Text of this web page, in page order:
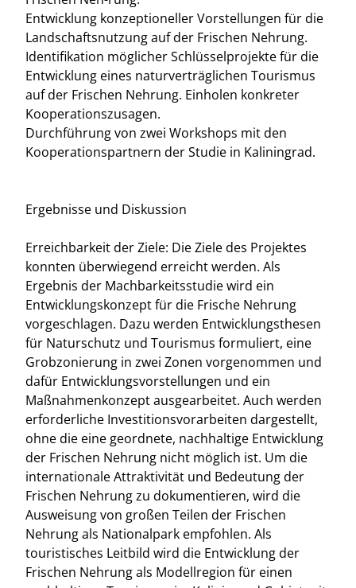
Entwicklung konzeptioneller Vorstellungen für die
Landschaftsnutzung auf der Frischen Nehrung.
Identifikation möglicher Schlüsselprojekte für die
Entwicklung eines naturverträglichen Tourismus
auf der Frischen Nehrung. Einholen konkreter
Kooperationszusagen.
Durchführung von zwei Workshops mit den
Kooperationspartnern der Studie in Kaliningrad.
Ergebnisse und Diskussion
Erreichbarkeit der Ziele: Die Ziele des Projektes
konnten überwiegend erreicht werden. Als
Ergebnis der Machbarkeitsstudie wird ein
Entwicklungskonzept für die Frische Nehrung
vorgeschlagen. Dazu werden Entwicklungsthesen
für Naturschutz und Tourismus formuliert, eine
Grobzonierung in zwei Zonen vorgenommen und
dafür Entwicklungsvorstellungen und ein
Maßnahmenkonzept ausgearbeitet. Auch werden
erforderliche Investitionsvorarbeiten dargestellt,
ohne die eine geordnete, nachhaltige Entwicklung
der Frischen Nehrung nicht möglich ist. Um die
internationale Attraktivität und Bedeutung der
Frischen Nehrung zu dokumentieren, wird die
Ausweisung von großen Teilen der Frischen
Nehrung als Nationalpark empfohlen. Als
touristisches Leitbild wird die Entwicklung der
Frischen Nehrung als Modellregion für einen